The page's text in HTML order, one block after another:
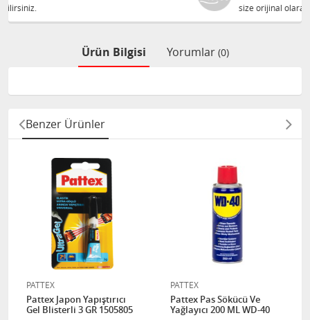
size orijinal olarak satılır.
Ürün Bilgisi Yorumlar (0)
Benzer Ürünler
PATTEX
Pattex Japon Yapıştırıcı
Gel Blisterli 3 GR 1505805
PATTEX
Pattex Pas Sökücü Ve
Yağlayıcı 200 ML WD-40